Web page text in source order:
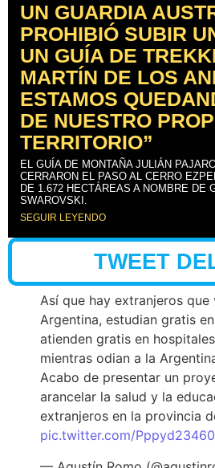
UN GUARDIA
PROHIBIÓ SUBIR
UN GUÍA DE
MARTÍN DE LOS
ESTAMOS
DE NUESTRO
TERRITORIO”
EL GUÍA DE MONTAÑA JULIÁN
CERRARON EL PASO AL CERRO
DE 1.672 HECTÁREAS A NOMBRE DE
SWAROVSKI.
SEGUIR LEYENDO
TWEET
Así que hay extranjeros que
Argentina, estudian gratis
atienden gratis en
mientras odian a la
Acabo de presentar un
arancelar la salud y la
extranjeros en la provincia
pic.twitter.com/Pppyd23460